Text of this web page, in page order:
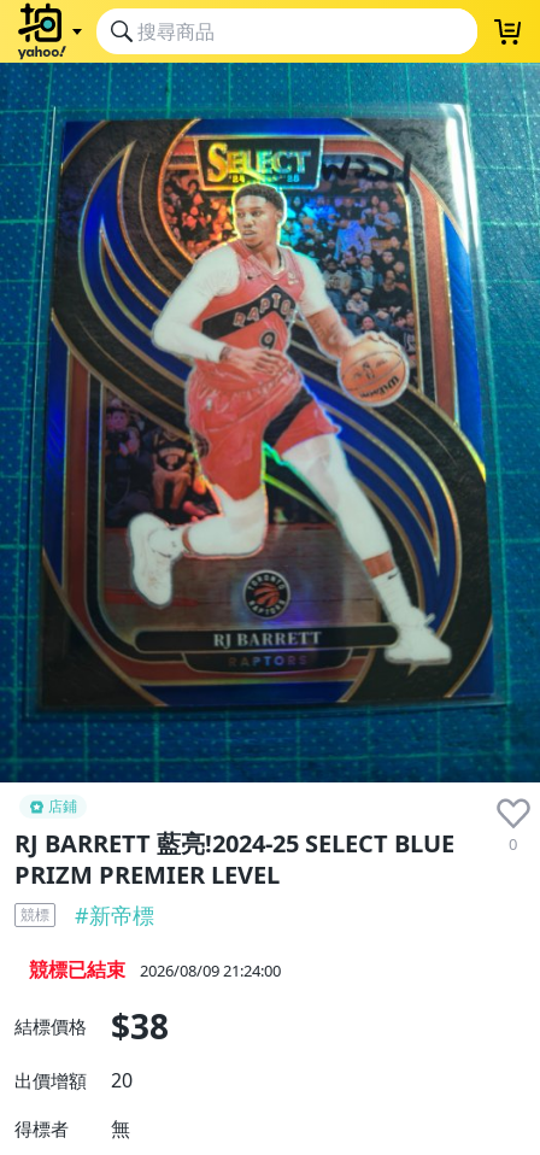
店鋪
RJ BARRETT 藍亮!2024-25 SELECT BLUE
PRIZM PREMIER LEVEL
0
競標 #新帝標
競標已結束 2026/08/09 21:24:00
結標價格 $38
出價增額 20
得標者 無